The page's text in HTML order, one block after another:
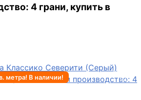
4 грани, купить в
метра! В наличии!